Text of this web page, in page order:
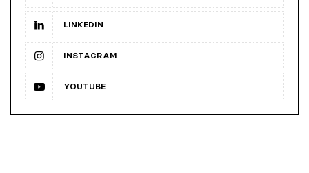
LINKEDIN
INSTAGRAM
YOUTUBE